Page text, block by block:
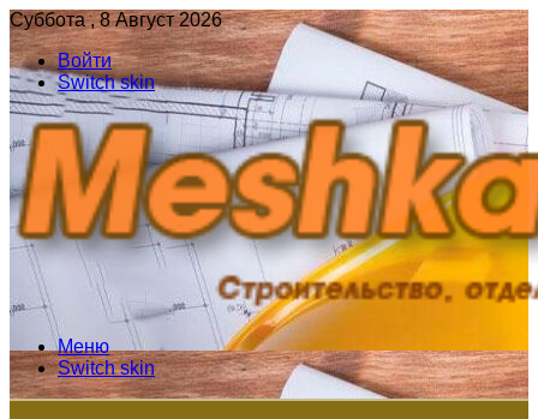
Суббота , 8 Август 2026
Войти
Switch skin
Меню
Switch skin